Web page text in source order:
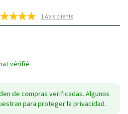
1 Avis clients
vérifié
de compras verificadas. Algunos
para proteger la privacidad.